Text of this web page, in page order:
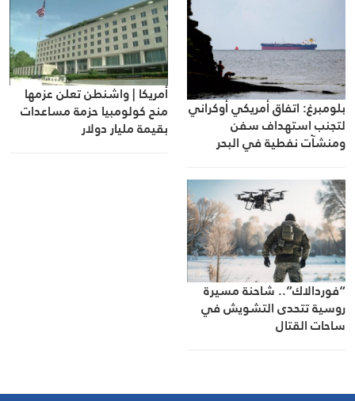
بلومبرغ: اتفاق أمريكي أوكراني
لتجنب استهداف سفن
ومنشآت نفطية في البحر
أمريكا | واشنطن تعلن عزمها
منح كولومبيا حزمة مساعدات
بقيمة مليار دولار
“فوردالاك”.. شاحنة مسيرة
روسية تتحدى التشويش في
ساحات القتال